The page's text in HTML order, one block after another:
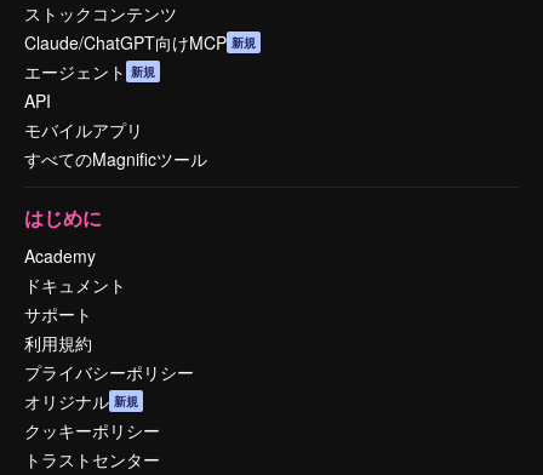
ストックコンテンツ
Claude/ChatGPT向けMCP 新規
エージェント 新規
API
モバイルアプリ
すべてのMagnificツール
はじめに
Academy
ドキュメント
サポート
利用規約
プライバシーポリシー
オリジナル 新規
クッキーポリシー
トラストセンター